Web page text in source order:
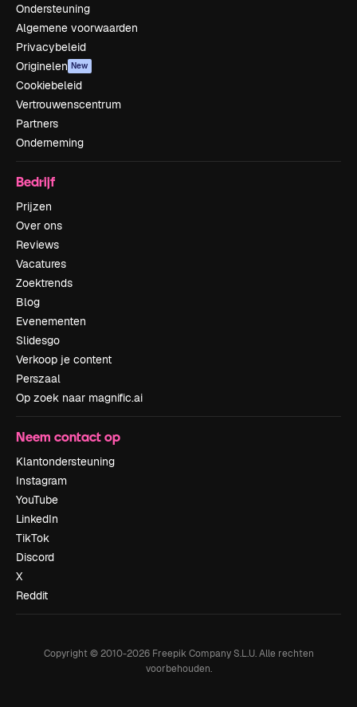
Ondersteuning
Algemene voorwaarden
Privacybeleid
Originelen New
Cookiebeleid
Vertrouwenscentrum
Partners
Onderneming
Bedrijf
Prijzen
Over ons
Reviews
Vacatures
Zoektrends
Blog
Evenementen
Slidesgo
Verkoop je content
Perszaal
Op zoek naar magnific.ai
Neem contact op
Klantondersteuning
Instagram
YouTube
LinkedIn
TikTok
Discord
X
Reddit
Copyright © 2010-2026Freepik Company S.L.U. Alle rechten
voorbehouden.